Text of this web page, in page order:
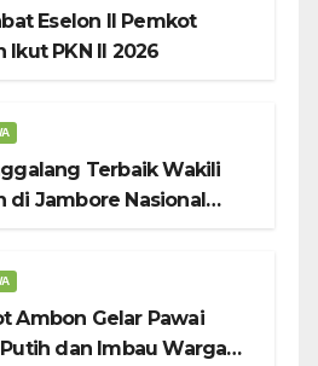
Eselon II Pemkot
Ikut PKN II 2026
Terbaik Wakili
di Jambore Nasional
Ambon Gelar Pawai
dan Imbau Warga